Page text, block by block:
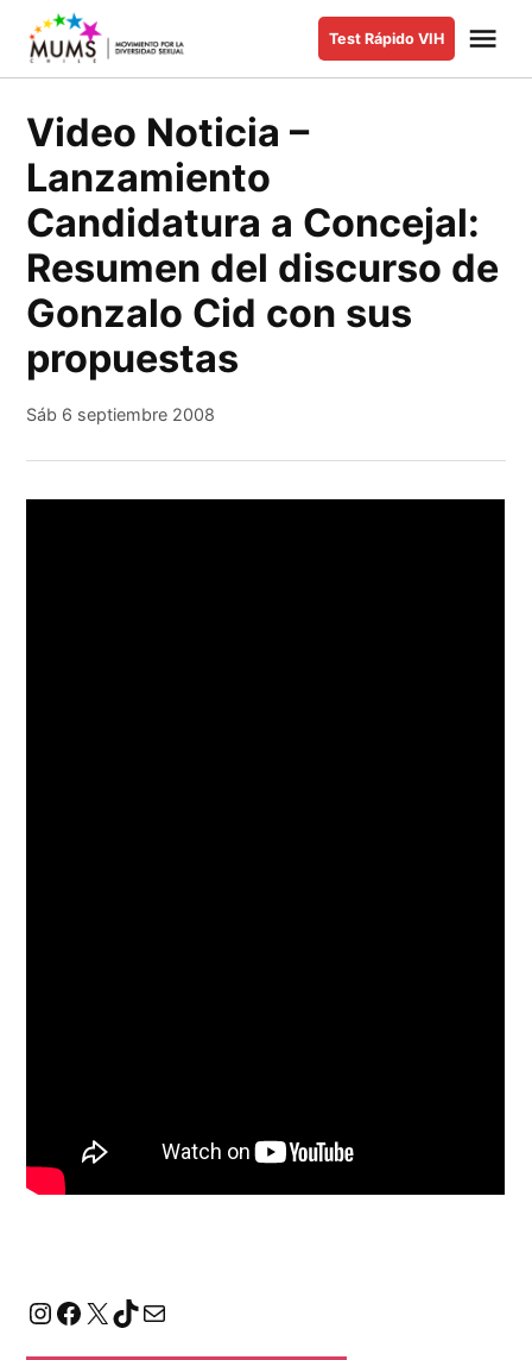
Saltar
contenido
Movimiento
por la
Diversidad
Sexual y de
Género
Test Rápido VIH
Video Noticia –
Lanzamiento
Candidatura a Concejal:
Resumen del discurso de
Gonzalo Cid con sus
propuestas
Sáb 6 septiembre 2008
Instagram
Facebook
X TikTok
Correo electrónico